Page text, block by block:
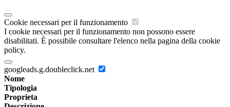
Cookie necessari per il funzionamento
I cookie necessari per il funzionamento non possono essere
disabilitati. È possibile consultare l'elenco nella pagina della cookie
policy.
googleads.g.doubleclick.net
Nome
Tipologia
Proprieta